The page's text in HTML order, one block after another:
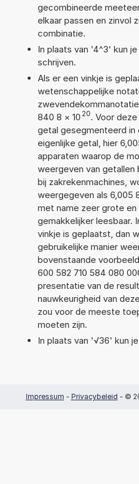
gecombineerde
elkaar passen en zinvol
combinatie.
In plaats van '4^3' kun
schrijven.
Als er een vinkje is
wetenschappelijke
840 8 × 10 20. Voor
getal gesegmenteerd in
eigenlijke getal, hier
apparaten waarop de
weergeven van
bij zakrekenmachines,
weergegeven als 6,005
met name zeer grote en
gemakkelijker leesbaar.
vinkje is geplaatst, dan
gebruikelijke manier
bovenstaande
600 582 710 584 080
presentatie van de
nauwkeurigheid van
zou voor de meeste
moeten zijn.
In plaats van '√36' kun
Impressum - Privacybeleid - ©